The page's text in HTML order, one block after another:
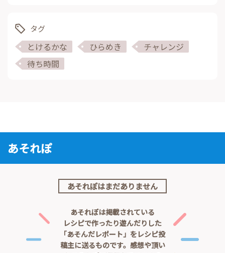
タグ
とけるかな ひらめき
チャレンジ
待ち時間
あそれぽ
あそれぽはまだありません
あそれぽは掲載されている
レシピで作ったり遊んだりした
「あそんだレポート」をレシピ投
稿主に送るものです。 感想や頂い